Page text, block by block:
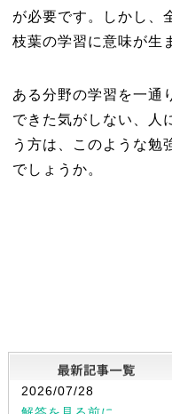
が必要です。しかし、
枝葉の学習に意味が生
ある分野の学習を一通
できた気がしない、人
う方は、このような勉
でしょうか。
2026/07/28